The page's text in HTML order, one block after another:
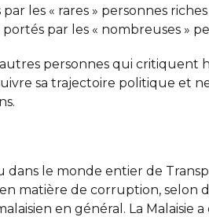
les « rares » personnes
par les « nombreuses »
personnes qui critiquent
sa trajectoire politique et
le monde entier de
matière de corruption, selon
en général. La Malaisie